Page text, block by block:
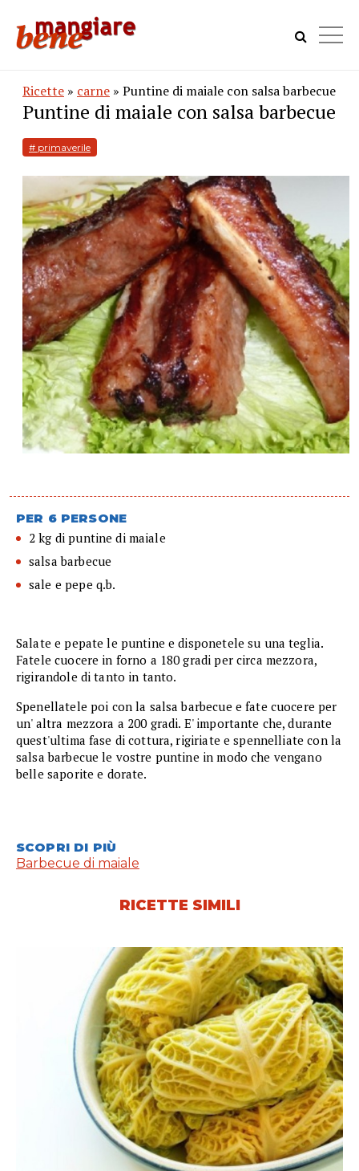
Ricette » carne » Puntine di maiale con salsa barbecue
Puntine di maiale con salsa barbecue
# primaverile
PER 6 PERSONE
2 kg di puntine di maiale
salsa barbecue
sale e pepe q.b.
Salate e pepate le puntine e disponetele su una teglia.
Fatele cuocere in forno a 180 gradi per circa mezzora,
rigirandole di tanto in tanto.
Spenellatele poi con la salsa barbecue e fate cuocere per
un' altra mezzora a 200 gradi. E' importante che, durante
quest'ultima fase di cottura, rigiriate e spennelliate con la
salsa barbecue le vostre puntine in modo che vengano
belle saporite e dorate.
SCOPRI DI PIÙ
Barbecue di maiale
RICETTE SIMILI